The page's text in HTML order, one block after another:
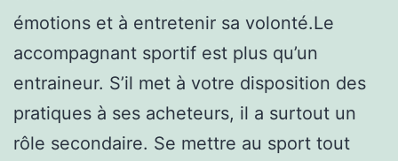
émotions et à entretenir sa volonté.Le
accompagnant sportif est plus qu’un
entraineur. S’il met à votre disposition des
pratiques à ses acheteurs, il a surtout un
rôle secondaire. Se mettre au sport tout